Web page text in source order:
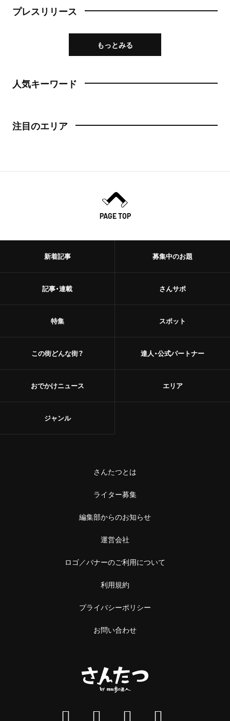
プレスリリース
もっとみる
人気キーワード
注目のエリア
PAGE TOP
新着記事
記事・連載
特集
この街どんな街？
おでかけニュース
募集中のお題
さんサポ
スポット
達人・公式パートナー
エリア
ジャンル
さんたつとは
ライター募集
編集部からのお知らせ
運営会社
ロゴ／バナーのご利用について
利用規約
プライバシーポリシー
お問い合わせ